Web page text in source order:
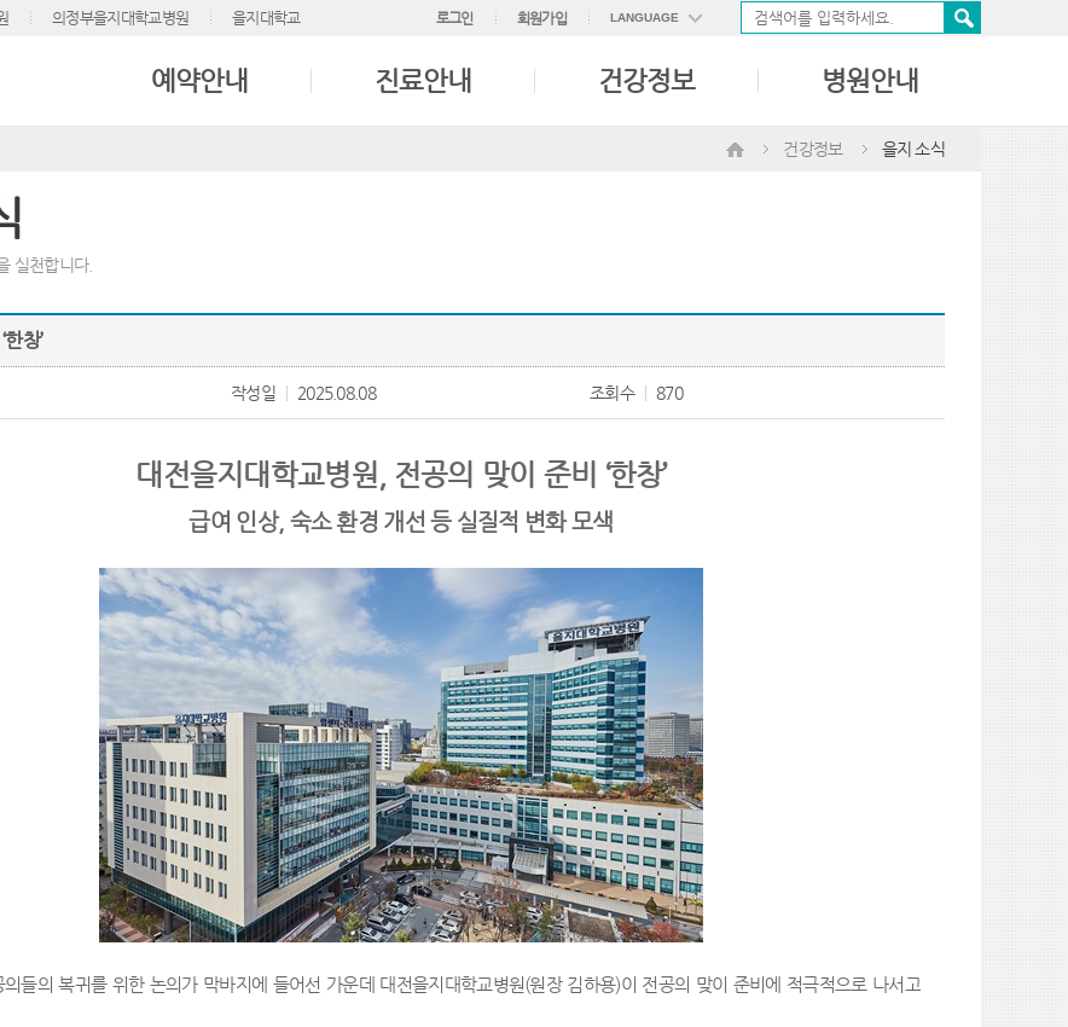
의정부을지대학교병원 을지대학교 로그인 회원가입 LANGUAGE
中國語
예약안내 진료안내 건강정보 병원안내
건강정보 을지 소식
실천합니다.
창’
작성일 2025.08.08 조회수 870
대전을지대학교병원, 전공의 맞이 준비 ‘한창’
급여 인상, 숙소 환경 개선 등 실질적 변화 모색
들의 복귀를 위한 논의가 막바지에 들어선 가운데 대전을지대학교병원(원장 김하용)이 전공의 맞이 준비에 적극적으로 나서고